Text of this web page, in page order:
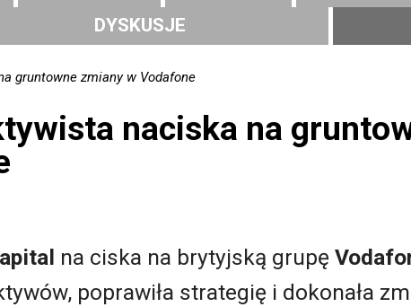
DYSKUSJE
gruntowne zmiany w Vodafone
naciska na
na ciska na brytyjską grupę
poprawiła strategię i dokonała